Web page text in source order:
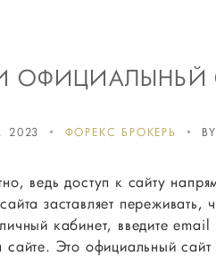
2023 ФОРЕКС БРОКЕРЫ BY
ведь доступ к сайту
заставляет
кабинет, введите
сайте. Это официальный